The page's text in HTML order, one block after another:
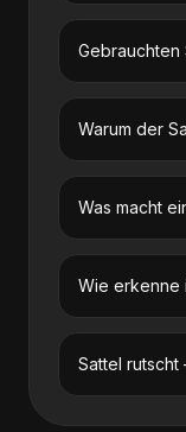
Gebrauchten
Warum der
Was macht
Wie erkenne
Sattel rutscht